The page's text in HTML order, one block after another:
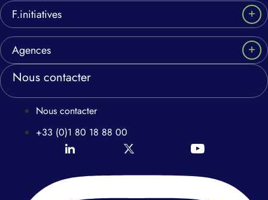
F.initiatives
Agences
Nous contacter
Nous contacter
+33 (0)1 80 18 88 00